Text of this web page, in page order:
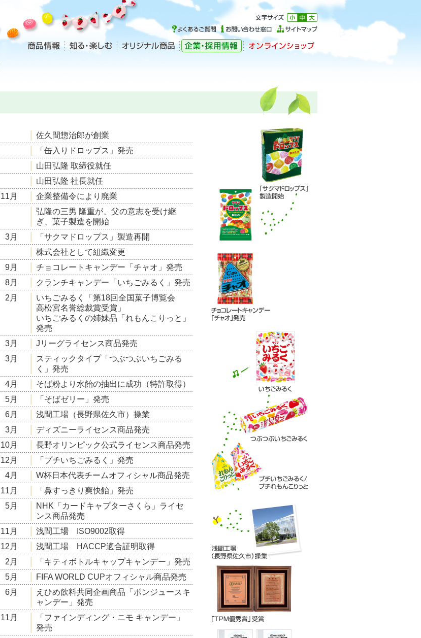
佐久間惣治郎が創業
「缶入りドロップス」発売
山田弘隆 取締役就任
山田弘隆 社長就任
11月
企業整備令により廃業
弘隆の三男 隆重が、父の意志を受け継
ぎ、菓子製造を開始
3月
「サクマドロップス」製造再開
株式会社として組織変更
9月
チョコレートキャンデー「チャオ」発売
8月
クランチキャンデー「いちごみるく」発売
2月
いちごみるく「第18回全国菓子博覧会
高松宮名誉総裁賞受賞」
いちごみるくの姉妹品「れもんこりっと」
発売
3月
Jリーグライセンス商品発売
3月
スティックタイプ「つぶつぶいちごみる
く」発売
4月
そば粉より水飴の抽出に成功（特許取得）
5月
「そばゼリー」発売
6月
浅間工場（長野県佐久市）操業
3月
ディズニーライセンス商品発売
10月
長野オリンピック公式ライセンス商品発売
12月
「プチいちごみるく」発売
4月
W杯日本代表チームオフィシャル商品発売
11月
「鼻すっきり爽快飴」発売
5月
NHK「カードキャプターさくら」ライセ
ンス商品発売
11月
浅間工場 ISO9002取得
12月
浅間工場 HACCP適合証明取得
2月
「キティボトルキャップキャンデー」発売
5月
FIFA WORLD CUPオフィシャル商品発売
6月
えひめ飲料共同企画商品「ポンジュースキ
ャンデー」発売
11月
「ファインディング・ニモ キャンデー」
発売